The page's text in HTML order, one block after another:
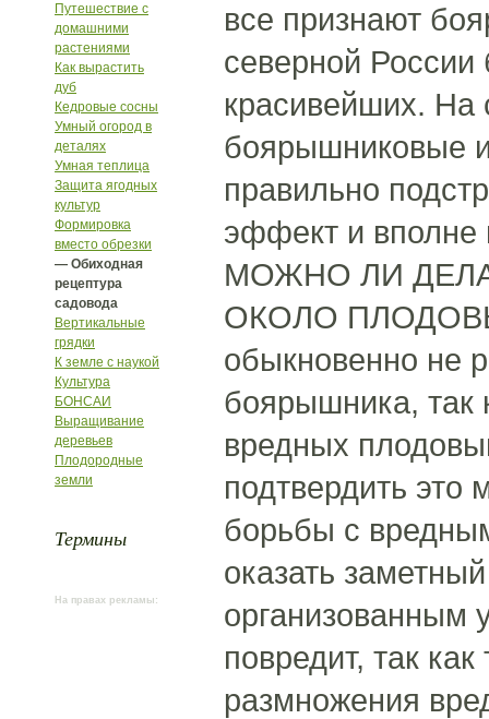
Путешествие с
домашними
растениями
Как вырастить
дуб
Кедровые сосны
Умный огород в
деталях
Умная теплица
Защита ягодных
культур
Формировка
вместо обрезки
— Обиходная
рецептура
садовода
Вертикальные
грядки
К земле с наукой
Культура
БОНСАИ
Выращивание
деревьев
Плодородные
земли
Термины
На правах рекламы:
все признают
северной России
красивейших.
боярышниковые
правильно
эффект и вполне
МОЖНО ЛИ
ОКОЛО
обыкновенно не
боярышника, так
вредных
подтвердить это
борьбы с
оказать
организованным
повредит, так
размножения